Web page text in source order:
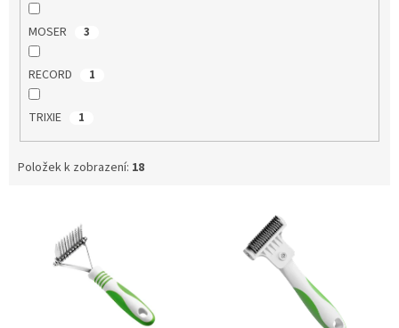
MOSER 3
RECORD 1
TRIXIE 1
Položek k zobrazení: 18